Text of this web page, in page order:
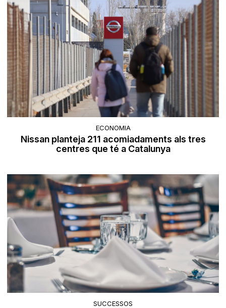
ECONOMIA
Nissan planteja 211 acomiadaments als tres
centres que té a Catalunya
SUCCESSOS